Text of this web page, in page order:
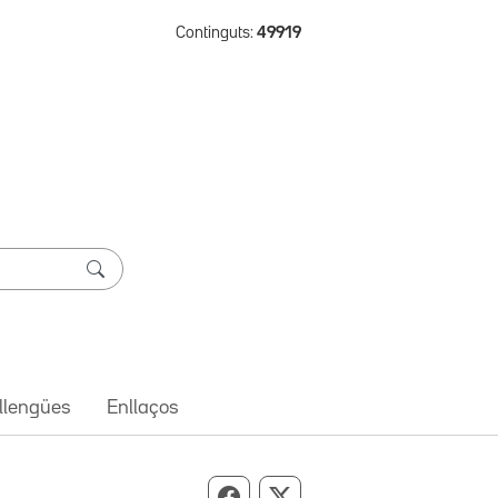
Continguts: 49919
Enllaços